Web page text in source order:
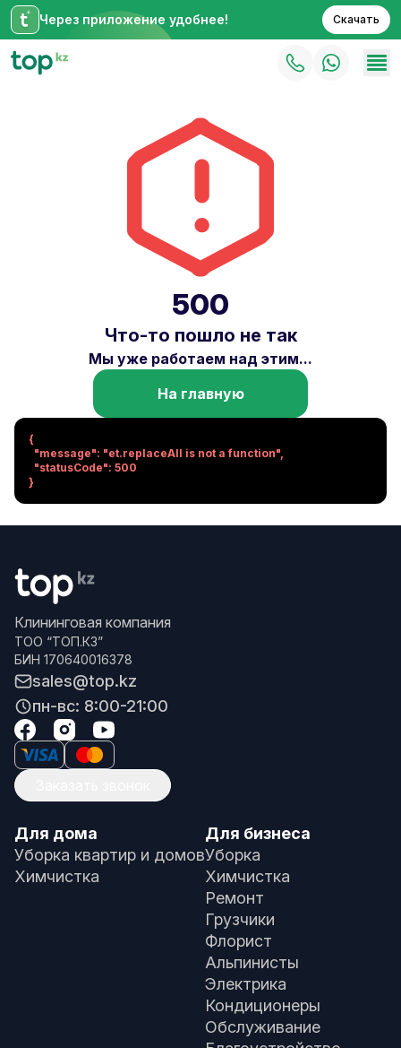
Через приложение удобнее! Скачать
500
Что-то пошло не так
Мы уже работаем над этим...
На главную
{
}
Клининговая компания
ТОО “ТОП.КЗ”
БИН 170640016378
sales@top.kz
пн-вс: 8:00-21:00
Для дома
Уборка квартир и домов
Химчистка
Для бизнеса
Уборка
Химчистка
Ремонт
Грузчики
Флорист
Альпинисты
Электрика
Кондиционеры
Обслуживание